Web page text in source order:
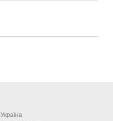
Україна